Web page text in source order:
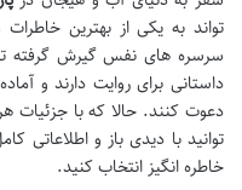
تواند به یکی از بهترین
سرسره های نفس گیرش گرفته
داستانی برای روایت دارند و
دعوت کنند. حالا که با جزئیات
توانید با دیدی باز و اطلاعاتی
خاطره انگیز انتخاب کنید.